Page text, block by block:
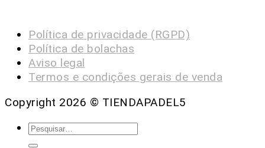
Política de privacidade (RGPD)
Política de bolachas
Aviso legal
Termos e condições gerais de venda
Copyright 2026 © TIENDAPADEL5